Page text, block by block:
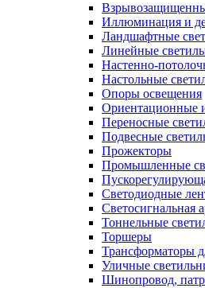
Иллюминация и
Ландшафтные
Линейные
Настенно-
Настольные
Опоры освещения
Ориентационные
Переносные
Подвесные
Прожекторы
Промышленные
Светодиодные
Светосигнальная
Тоннельные
Торшеры
Трансформаторы
Уличные
Шинопровод,